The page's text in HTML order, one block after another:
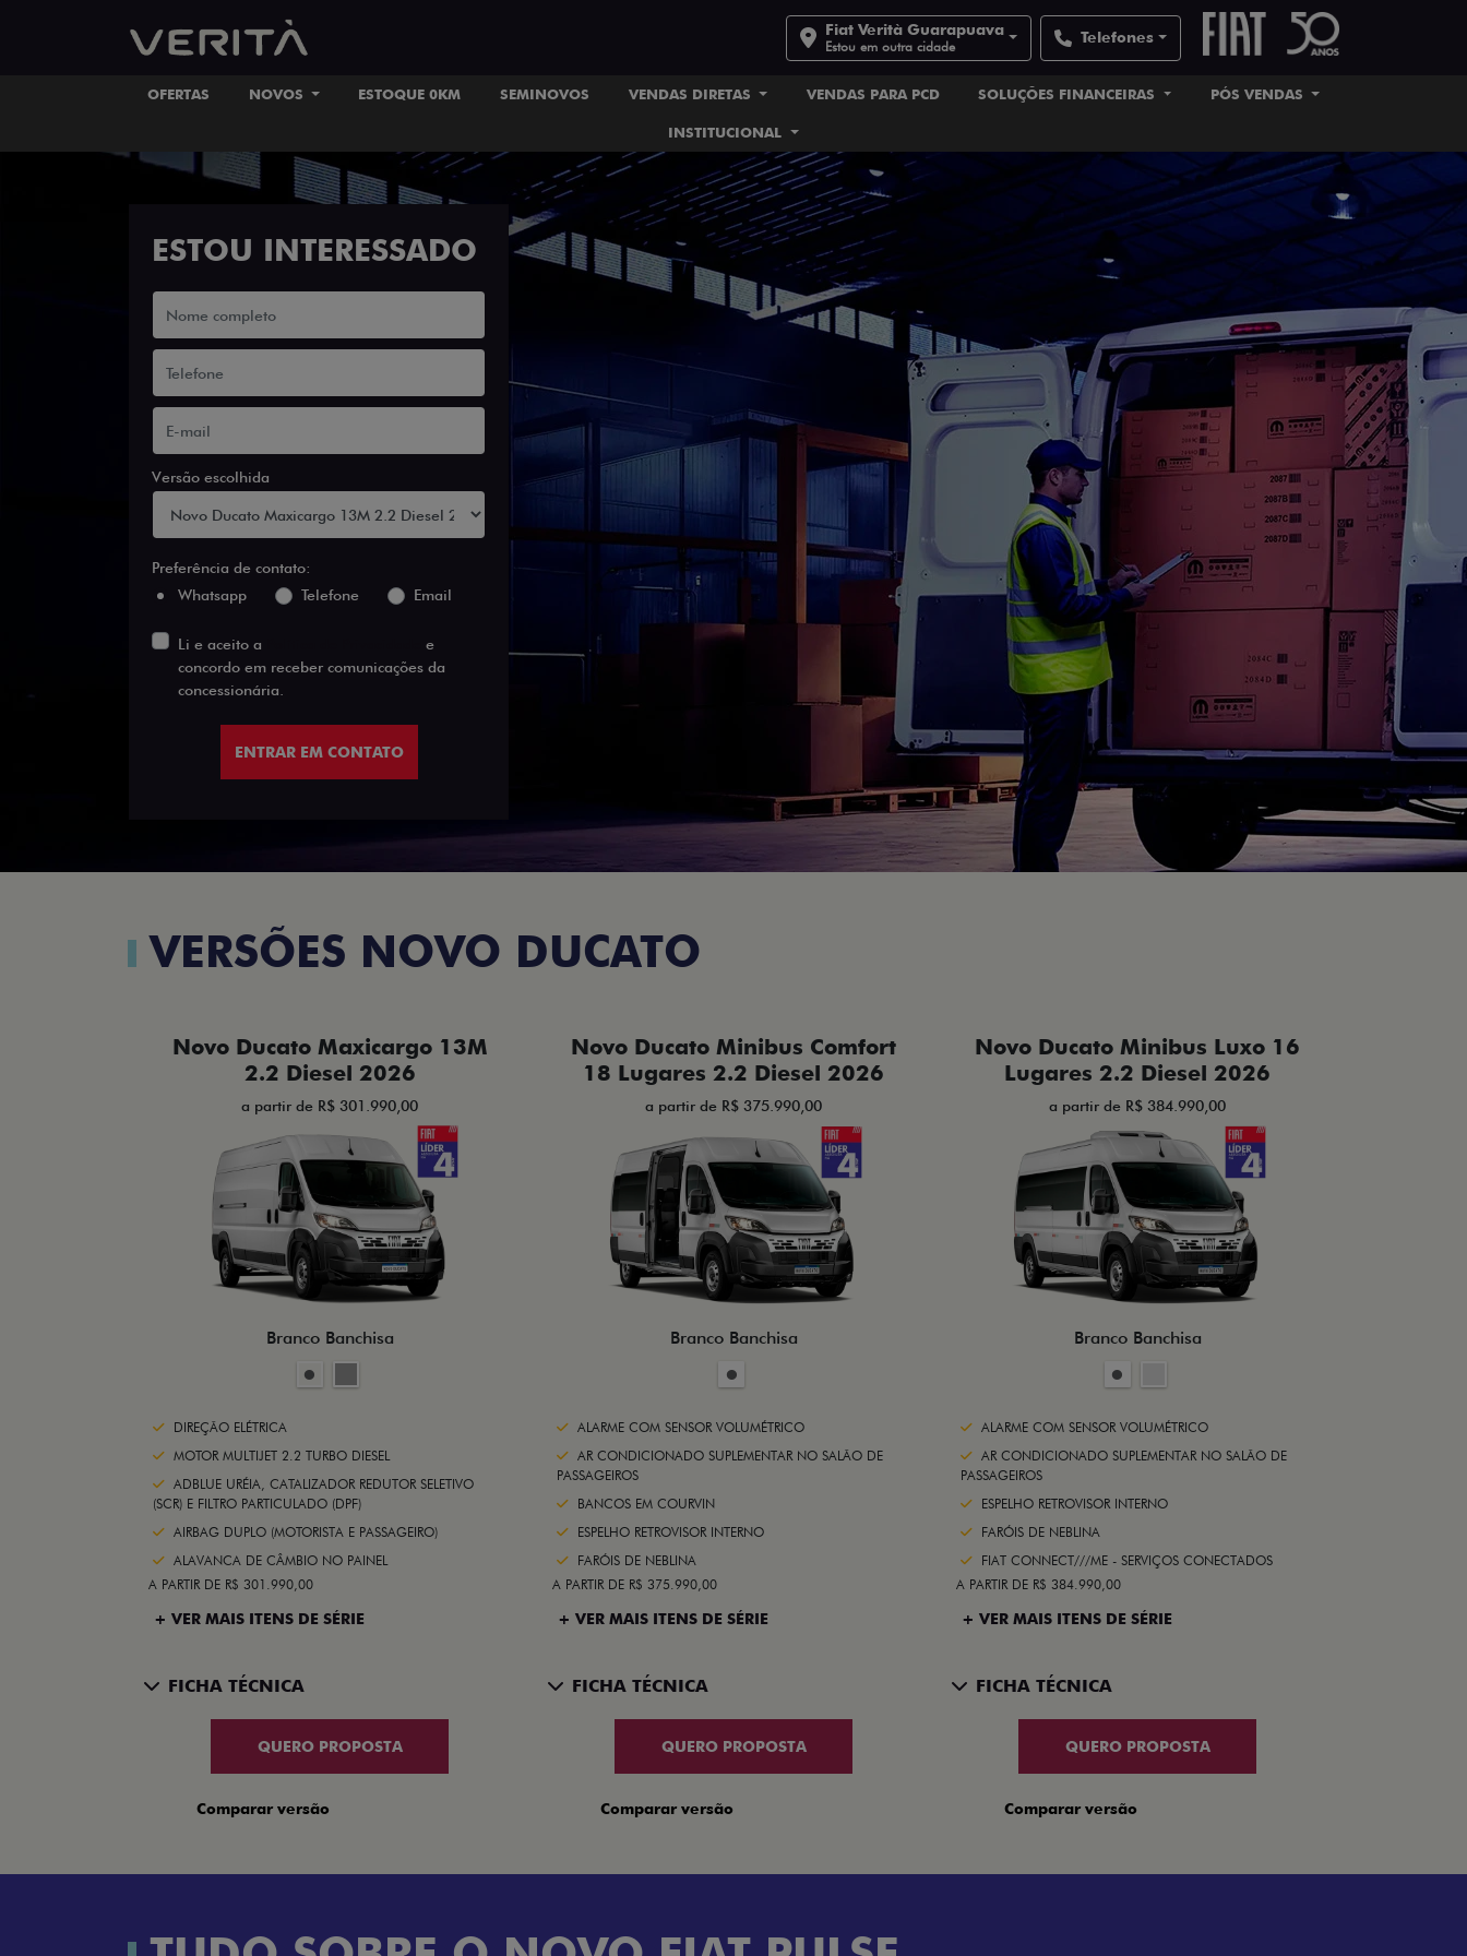
Fiat Verità Guarapuava
Estou em outra cidade Telefones
OFERTAS NOVOS ESTOQUE 0KM SEMINOVOS VENDAS DIRETAS VENDAS PARA PCD SOLUÇÕES FINANCEIRAS PÓS VENDAS
INSTITUCIONAL
ESTOU INTERESSADO
Versão escolhida
Preferência de contato:
Whatsapp
Telefone Email
Li e aceito a
e
concordo em receber comunicações da
concessionária.
ENTRAR EM CONTATO
VERSÕES NOVO DUCATO
Novo Ducato Maxicargo 13M
2.2 Diesel 2026
a partir de R$ 301.990,00
Branco Banchisa
DIREÇÃO ELÉTRICA
MOTOR MULTIJET 2.2 TURBO DIESEL
ADBLUE URÉIA, CATALIZADOR REDUTOR SELETIVO
(SCR) E FILTRO PARTICULADO (DPF)
AIRBAG DUPLO (MOTORISTA E PASSAGEIRO)
ALAVANCA DE CÂMBIO NO PAINEL
A PARTIR DE R$ 301.990,00
+ VER MAIS ITENS DE SÉRIE
FICHA TÉCNICA
QUERO PROPOSTA
Comparar versão
Novo Ducato Minibus Comfort
18 Lugares 2.2 Diesel 2026
a partir de R$ 375.990,00
Branco Banchisa
ALARME COM SENSOR VOLUMÉTRICO
AR CONDICIONADO SUPLEMENTAR NO SALÃO DE
PASSAGEIROS
BANCOS EM COURVIN
ESPELHO RETROVISOR INTERNO
FARÓIS DE NEBLINA
A PARTIR DE R$ 375.990,00
+ VER MAIS ITENS DE SÉRIE
FICHA TÉCNICA
QUERO PROPOSTA
Comparar versão
Novo Ducato Minibus Luxo 16
Lugares 2.2 Diesel 2026
a partir de R$ 384.990,00
Branco Banchisa
ALARME COM SENSOR VOLUMÉTRICO
AR CONDICIONADO SUPLEMENTAR NO SALÃO DE
PASSAGEIROS
ESPELHO RETROVISOR INTERNO
FARÓIS DE NEBLINA
FIAT CONNECT///ME - SERVIÇOS CONECTADOS
A PARTIR DE R$ 384.990,00
+ VER MAIS ITENS DE SÉRIE
FICHA TÉCNICA
QUERO PROPOSTA
Comparar versão